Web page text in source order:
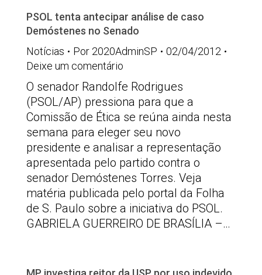
PSOL tenta antecipar análise de caso
Demóstenes no Senado
Notícias
Por 2020AdminSP
02/04/2012
Deixe um comentário
O senador Randolfe Rodrigues
(PSOL/AP) pressiona para que a
Comissão de Ética se reúna ainda nesta
semana para eleger seu novo
presidente e analisar a representação
apresentada pelo partido contra o
senador Demóstenes Torres. Veja
matéria publicada pelo portal da Folha
de S. Paulo sobre a iniciativa do PSOL.
GABRIELA GUERREIRO DE BRASÍLIA –…